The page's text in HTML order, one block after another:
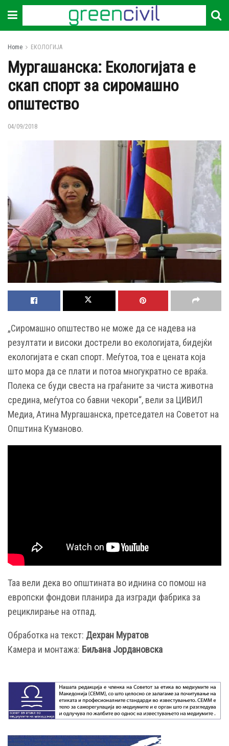
Home ЕКОЛОГИЈА
Мургашанска: Екологијата е
скап спорт за сиромашно
општество
04/09/2018
„Сиромашно општество не може да се надева на
резултати и високи дострели во екологијата, бидејќи
екологијата е скап спорт. Меѓутоа, тоа е цената која
што мора да се плати и потоа многукратно се враќа.
Полека се буди свеста на граѓаните за чиста животна
средина, меѓутоа со бавни чекори“, вели за ЦИВИЛ
Медиа, Атина Мургашанска, претседател на Советот на
Општина Куманово.
Таа вели дека во општината во иднина со помош на
европски фондови планира да изгради фабрика за
рециклирање на отпад.
Обработка на текст: Дехран Муратов
Камера и монтажа: Биљана Јордановска